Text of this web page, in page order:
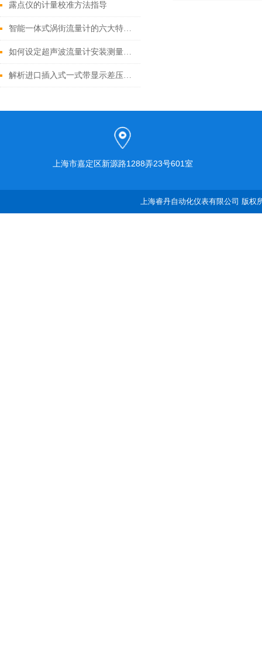
露点仪的计量校准方法指导
智能一体式涡街流量计的六大特点，你了解多少？
如何设定超声波流量计安装测量点？
解析进口插入式一式带显示差压流量计的工作原理与特点
上海市嘉定区新源路1288弄23号601室
上海睿丹自动化仪表有限公司 版权